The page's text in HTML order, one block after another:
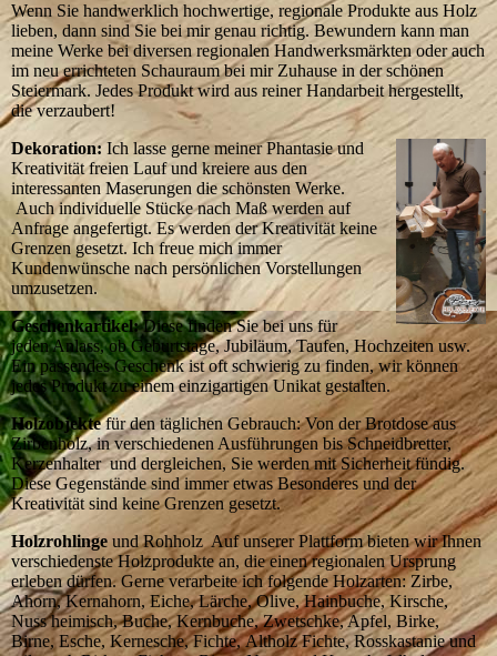
Wenn Sie handwerklich hochwertige, regionale Produkte aus Holz
lieben, dann sind Sie bei mir genau richtig. Bewundern kann man
meine Werke bei diversen regionalen Handwerksmärkten oder auch
im neu errichteten Schauraum bei mir Zuhause in der schönen
Steiermark. Jedes Produkt wird aus reiner Handarbeit hergestellt,
die verzaubert!
Dekoration:Ich lasse gerne meiner Phantasie und
Kreativität freien Lauf und kreiere aus den
interessanten Maserungen die schönsten Werke.
Auch individuelle Stücke nach Maß werden auf
Anfrage angefertigt. Es werden der Kreativität keine
Grenzen gesetzt. Ich freue mich immer
Kundenwünsche nach persönlichen Vorstellungen
umzusetzen.
Geschenkartikel:Diese finden Sie bei uns für
jeden Anlass, ob Geburtstage, Jubiläum, Taufen, Hochzeiten usw.
Ein passendes Geschenk ist oft schwierig zu finden, wir können
jedes Produkt zu einem einzigartigen Unikat gestalten.
Holzobjektefür den täglichen Gebrauch: Von der Brotdose aus
Zirbenholz, in verschiedenen Ausführungen bis Schneidbretter,
Kerzenhalter und dergleichen, Sie werden mit Sicherheit fündig.
Diese Gegenstände sind immer etwas Besonderes und der
Kreativität sind keine Grenzen gesetzt.
Holzrohlinge und Rohholz Auf unserer Plattform bieten wir Ihnen
verschiedenste Holzprodukte an, die einen regionalen Ursprung
erleben dürfen. Gerne verarbeite ich folgende Holzarten: Zirbe,
Ahorn, Kernahorn, Eiche, Lärche, Olive, Hainbuche, Kirsche,
Nuss heimisch, Buche, Kernbuche, Zwetschke, Apfel, Birke,
Birne, Esche, Kernesche, Fichte, Altholz Fichte, Rosskastanie und